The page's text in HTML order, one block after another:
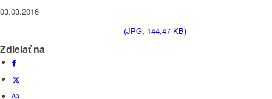
03.03.2016
(JPG, 144,47 KB)
Zdielať na